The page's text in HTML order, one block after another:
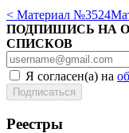
< Материал №3524
ПОДПИШИСЬ НА
СПИСКОВ
Я согласен(а) на
Реестры